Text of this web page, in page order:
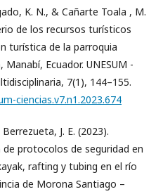
K. N., & Cañarte Toala , M.
de los recursos turísticos
turística de la parroquia
Ecuador. UNESUM -
7(1), 144–155.
ciencias.v7.n1.2023.674
J. E. (2023).
protocolos de seguridad en
rafting y tubing en el río
de Morona Santiago –